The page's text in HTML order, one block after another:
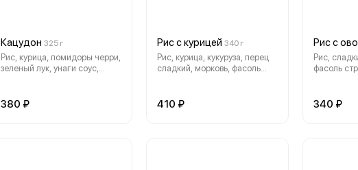
Кацудон 325 г
Рис, курица, помидоры черри,
зеленый лук, унаги соус,
380 ₽
Рис с курицей 340 г
Рис, курица, кукуруза, перец
сладкий, морковь, фасоль
410 ₽
Рис с
Рис,
фасоль
Тамаго,
340 ₽